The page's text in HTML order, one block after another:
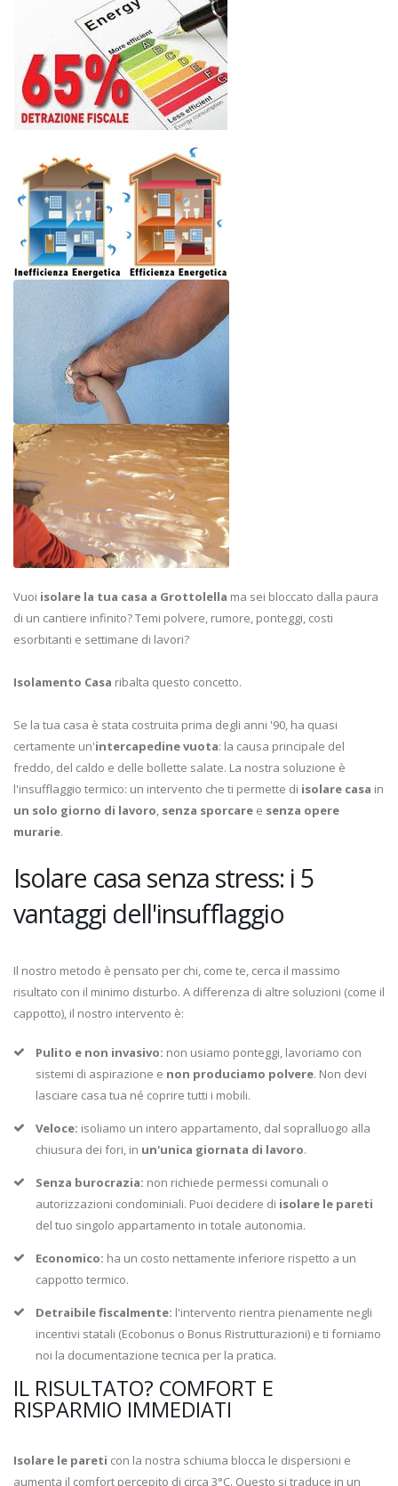
Vuoi isolare la tua casa a Grottolella ma sei bloccato dalla paura
di un cantiere infinito? Temi polvere, rumore, ponteggi, costi
esorbitanti e settimane di lavori?
Isolamento Casa ribalta questo concetto.
Se la tua casa è stata costruita prima degli anni '90, ha quasi
certamente un'intercapedine vuota: la causa principale del
freddo, del caldo e delle bollette salate. La nostra soluzione è
l'insufflaggio termico: un intervento che ti permette di isolare casa in
un solo giorno di lavoro, senza sporcare e senza opere
murarie.
Isolare casa senza stress: i 5
vantaggi dell'insufflaggio
Il nostro metodo è pensato per chi, come te, cerca il massimo
risultato con il minimo disturbo. A differenza di altre soluzioni (come il
cappotto), il nostro intervento è:
Pulito e non invasivo: non usiamo ponteggi, lavoriamo con
sistemi di aspirazione e non produciamo polvere. Non devi
lasciare casa tua né coprire tutti i mobili.
Veloce: isoliamo un intero appartamento, dal sopralluogo alla
chiusura dei fori, in un'unica giornata di lavoro.
Senza burocrazia: non richiede permessi comunali o
autorizzazioni condominiali. Puoi decidere di isolare le pareti
del tuo singolo appartamento in totale autonomia.
Economico: ha un costo nettamente inferiore rispetto a un
cappotto termico.
Detraibile fiscalmente: l'intervento rientra pienamente negli
incentivi statali (Ecobonus o Bonus Ristrutturazioni) e ti forniamo
noi la documentazione tecnica per la pratica.
IL RISULTATO? COMFORT E
RISPARMIO IMMEDIATI
Isolare le pareti con la nostra schiuma blocca le dispersioni e
aumenta il comfort percepito di circa 3°C. Questo si traduce in un